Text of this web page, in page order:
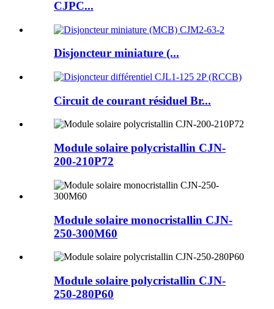
CJPC...
Disjoncteur miniature (...
Circuit de courant résiduel Br...
Module solaire polycristallin CJN-
200-210P72
Module solaire monocristallin CJN-
250-300M60
Module solaire polycristallin CJN-
250-280P60